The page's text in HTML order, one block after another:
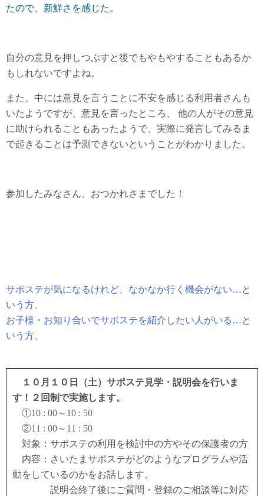
たので、新鮮さを感じた。
自分の意見を押しつぶすと後でもやもやすることもあるか
もしれないですよね。
また、中には意見を言うことに不安を感じる利用者さんも
いたようですが、意見を言ったところ、 他の人がその意見
に助けられることもあったようで、実際に発言してみるま
で起きることは予測できないということがわかりました。
参加したみなさん、おつかれさまでした！
サポステが気になるけれど、なかなか行く機会がない…と
いう方、
お子様・お知り合いでサポステを紹介したい人がいる…と
いう方、
１０月１０日（土）サポステ見学・説明会を行いま
す！２回制で実施します。
①10 : 00～10 : 50
②11 : 00～11 : 50
対象：サポステの利用を検討中の方やその保護者の方
内容：さいたまサポステがどのようなプログラムや活
動をしているのかをお話します。
説明会終了後にご質問・登録のご相談等に対応